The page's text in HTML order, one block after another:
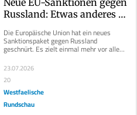
Russland: Etwas anderes
Probleme
Die Europäische Union hat ein neues
Sanktionspaket gegen Russland
geschnürt. Es zielt einmal mehr vor allem
auf den russischen Finanz- und...
23.07.2026
20
Westfaelische
Rundschau